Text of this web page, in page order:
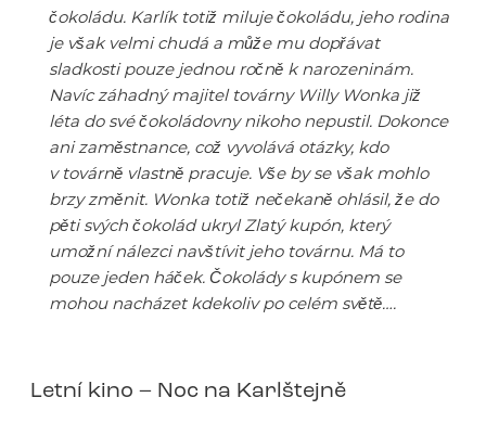
čokoládu. Karlík totiž miluje čokoládu, jeho rodina
je však velmi chudá a může mu dopřávat
sladkosti pouze jednou ročně k narozeninám.
Navíc záhadný majitel továrny Willy Wonka již
léta do své čokoládovny nikoho nepustil. Dokonce
ani zaměstnance, což vyvolává otázky, kdo
v továrně vlastně pracuje. Vše by se však mohlo
brzy změnit. Wonka totiž nečekaně ohlásil, že do
pěti svých čokolád ukryl Zlatý kupón, který
umožní nálezci navštívit jeho továrnu. Má to
pouze jeden háček. Čokolády s kupónem se
mohou nacházet kdekoliv po celém světě….
Letní kino – Noc na Karlštejně